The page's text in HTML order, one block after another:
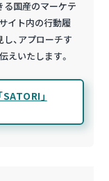
る国産のマーケテ
イト内の行動履
、アプローチす
えいたします。
」